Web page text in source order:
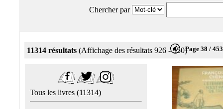
Chercher par
11314 résultats (Affichage des résultats 926 - 950)Page 38 / 453
Tous les livres (11314)